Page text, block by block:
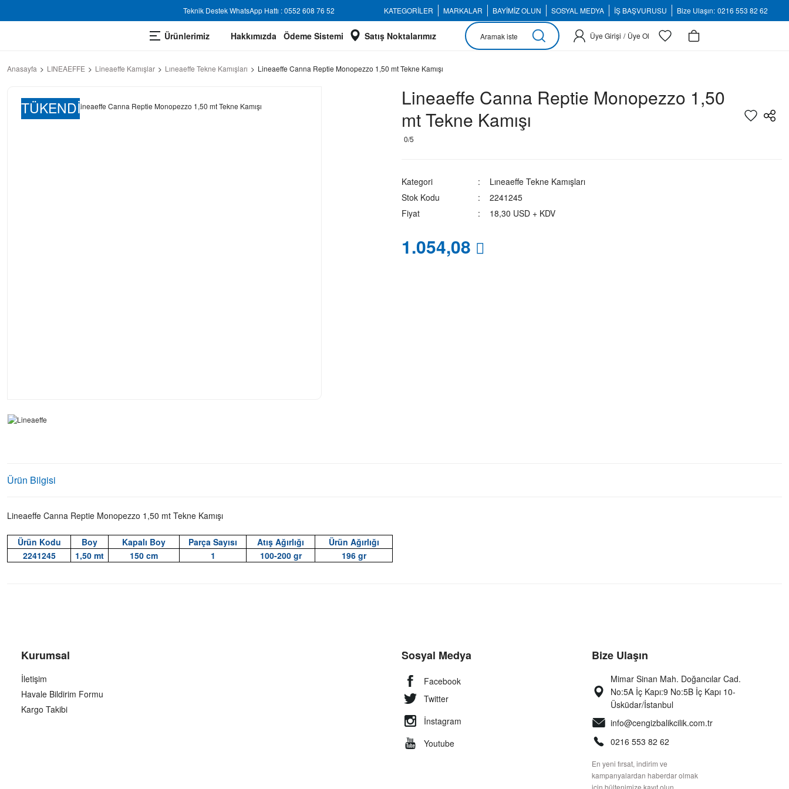
Teknik Destek WhatsApp Hattı : 0552 608 76 52 KATEGORİLER MARKALAR BAYİMİZ OLUN SOSYAL MEDYA İŞ BAŞVURUSU Bize Ulaşın: 0216 553 82 62
Ürünlerimiz Hakkımızda Ödeme Sistemi Satış Noktalarımız Üye Girişi / Üye Ol
Anasayfa LINEAEFFE Lineaeffe Kamışlar Lıneaeffe Tekne Kamışları Lineaeffe Canna Reptie Monopezzo 1,50 mt Tekne Kamışı
TÜKENDİ
Lineaeffe Canna Reptie Monopezzo 1,50
mt Tekne Kamışı
0/5
Kategori
Lıneaeffe Tekne Kamışları
Stok Kodu
2241245
Fiyat
18,30 USD + KDV
1.054,08
Ürün Bilgisi
Lineaeffe Canna Reptie Monopezzo 1,50 mt Tekne Kamışı
Ürün Kodu Boy Kapalı Boy Parça Sayısı Atış Ağırlığı
Ürün Ağırlığı
2241245
1,50 mt 150 cm 1 100-200 gr 196 gr
Kurumsal
İletişim
Havale Bildirim Formu
Kargo Takibi
Sosyal Medya
Facebook
Twitter
İnstagram
Youtube
Bize Ulaşın
Mimar Sinan Mah. Doğancılar Cad.
No:5A İç Kapı:9 No:5B İç Kapı 10-
Üsküdar/İstanbul
info@cengizbalikcilik.com.tr
0216 553 82 62
En yeni fırsat, indirim ve
kampanyalardan haberdar olmak
için bültenimize kayıt olun.